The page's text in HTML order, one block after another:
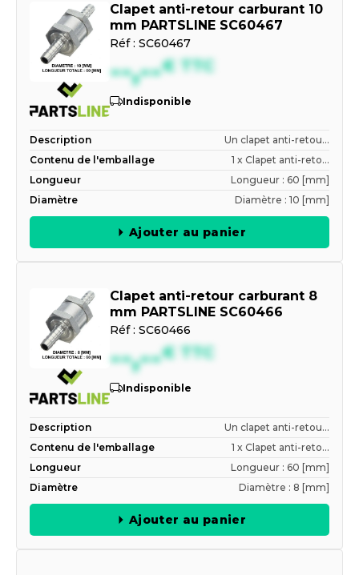
Clapet anti-retour carburant 10
mm PARTSLINE SC60467
Réf : SC60467
--,--€ TTC
Indisponible
Description
Un clapet anti-retou...
Contenu de l'emballage
1 x Clapet anti-reto...
Longueur
Longueur : 60 [mm]
Diamètre
Diamètre : 10 [mm]
Ajouter au panier
Clapet anti-retour carburant 8
mm PARTSLINE SC60466
Réf : SC60466
--,--€ TTC
Indisponible
Description
Un clapet anti-retou...
Contenu de l'emballage
1 x Clapet anti-reto...
Longueur
Longueur : 60 [mm]
Diamètre
Diamètre : 8 [mm]
Ajouter au panier